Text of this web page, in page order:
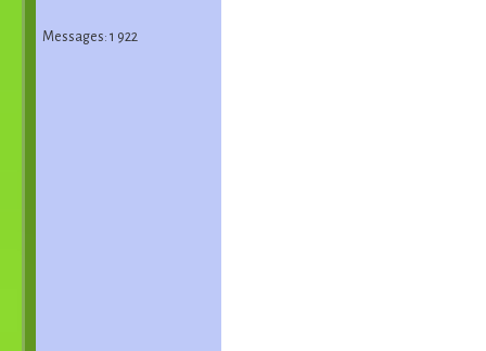
Messages: 1 922